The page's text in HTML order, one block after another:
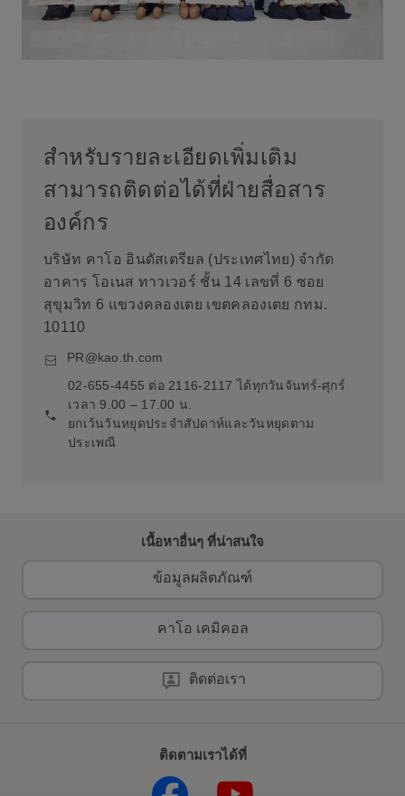
สำหรับรายละเอียดเพิ่มเติม
สามารถติดต่อได้ที่ฝ่ายสื่อสาร
องค์กร
บริษัท คาโอ อินดัสเตรียล (ประเทศไทย) จำกัด
อาคาร โอเนส ทาวเวอร์ ชั้น 14 เลขที่ 6 ซอย
สุขุมวิท 6 แขวงคลองเตย เขตคลองเตย กทม.
10110
PR@kao.th.com
02-655-4455 ต่อ 2116-2117 ได้ทุกวันจันทร์-ศุกร์
เวลา 9.00 – 17.00 น.
ยกเว้นวันหยุดประจำสัปดาห์และวันหยุดตาม
ประเพณี
เนื้อหาอื่นๆ ที่น่าสนใจ
ข้อมูลผลิตภัณฑ์
คาโอ เคมิคอล
ติดต่อเรา
ติดตามเราได้ที่